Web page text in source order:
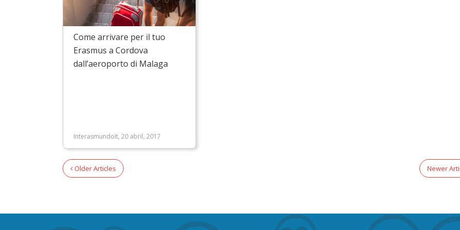
Come arrivare per il tuo
Erasmus a Cordova
dall’aeroporto di Malaga
InterasmundoIt, 20 abril, 2017
Older Articles Newer